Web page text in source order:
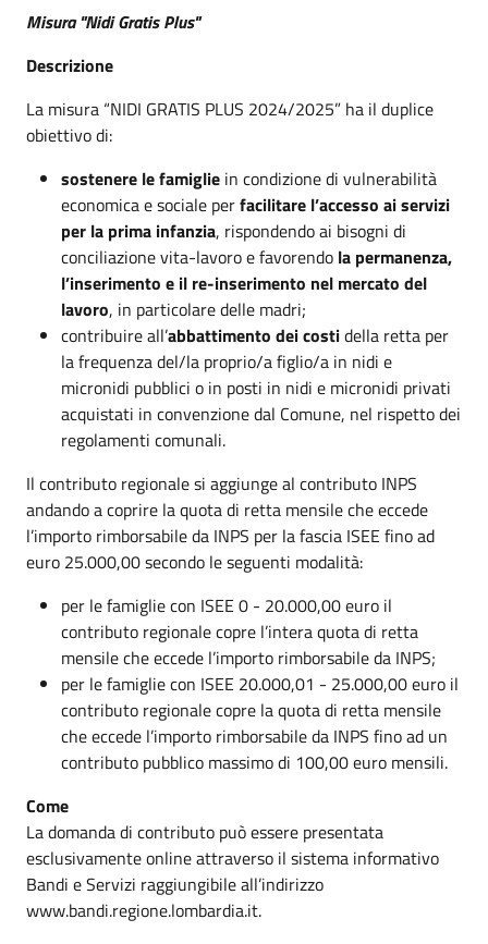
Misura "Nidi Gratis Plus"
Descrizione
La misura “NIDI GRATIS PLUS 2024/2025” ha il duplice
obiettivo di:
sostenere le famiglie in condizione di vulnerabilità
economica e sociale perfacilitare l’accesso ai servizi
per la prima infanzia, rispondendo ai bisogni di
conciliazione vita-lavoro e favorendo la permanenza,
l’inserimento e il re-inserimento nel mercato del
lavoro, in particolare delle madri;
contribuire all’abbattimento dei costidella retta per
la frequenza del/la proprio/a figlio/a in nidi e
micronidi pubblici o in posti in nidi e micronidi privati
acquistati in convenzione dal Comune, nel rispetto dei
regolamenti comunali.
Il contributo regionale si aggiunge al contributo INPS
andando a coprire la quota di retta mensile che eccede
l’importo rimborsabile da INPS per la fascia ISEE fino ad
euro 25.000,00 secondo le seguenti modalità:
per le famiglie con ISEE 0 - 20.000,00 euro il
contributo regionale copre l’intera quota di retta
mensile che eccede l’importo rimborsabile da INPS;
per le famiglie con ISEE 20.000,01 - 25.000,00 euro il
contributo regionale copre la quota di retta mensile
che eccede l’importo rimborsabile da INPS fino ad un
contributo pubblico massimo di 100,00 euro mensili.
Come
La domanda di contributo può essere presentata
esclusivamente online attraverso il sistema informativo
Bandi e Servizi raggiungibile all’indirizzo
www.bandi.regione.lombardia.it.